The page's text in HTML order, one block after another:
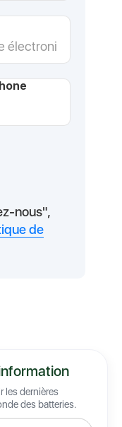
nous",
de
les dernières
des batteries.